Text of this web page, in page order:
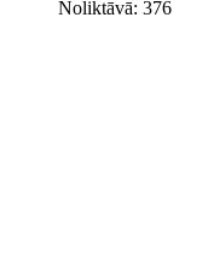
Noliktāvā: 376